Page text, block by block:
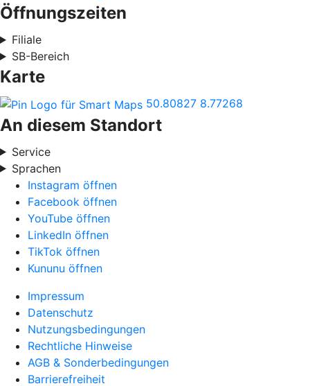
Öffnungszeiten
Filiale
SB-Bereich
Karte
50.80827 8.77268
An diesem Standort
Service
Sprachen
Instagram öffnen
Facebook öffnen
YouTube öffnen
LinkedIn öffnen
TikTok öffnen
Kununu öffnen
Impressum
Datenschutz
Nutzungsbedingungen
Rechtliche Hinweise
AGB & Sonderbedingungen
Barrierefreiheit